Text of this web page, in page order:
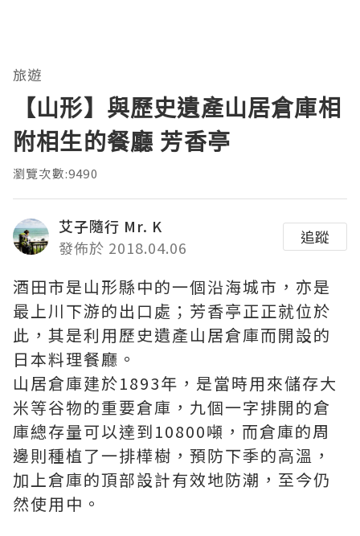
旅遊
【山形】與歷史遺產山居倉庫相
附相生的餐廳 芳香亭
瀏覽次數:9490
艾子隨行 Mr. K
發佈於 2018.04.06
追蹤
酒田市是山形縣中的一個沿海城市，亦是
最上川下游的出口處；芳香亭正正就位於
此，其是利用歷史遺產山居倉庫而開設的
日本料理餐廳。
山居倉庫建於1893年，是當時用來儲存大
米等谷物的重要倉庫，九個一字排開的倉
庫總存量可以達到10800噸，而倉庫的周
邊則種植了一排樺樹，預防下季的高溫，
加上倉庫的頂部設計有效地防潮，至今仍
然使用中。